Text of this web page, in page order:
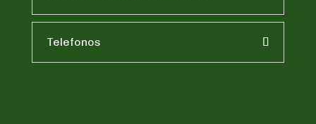
Telefonos